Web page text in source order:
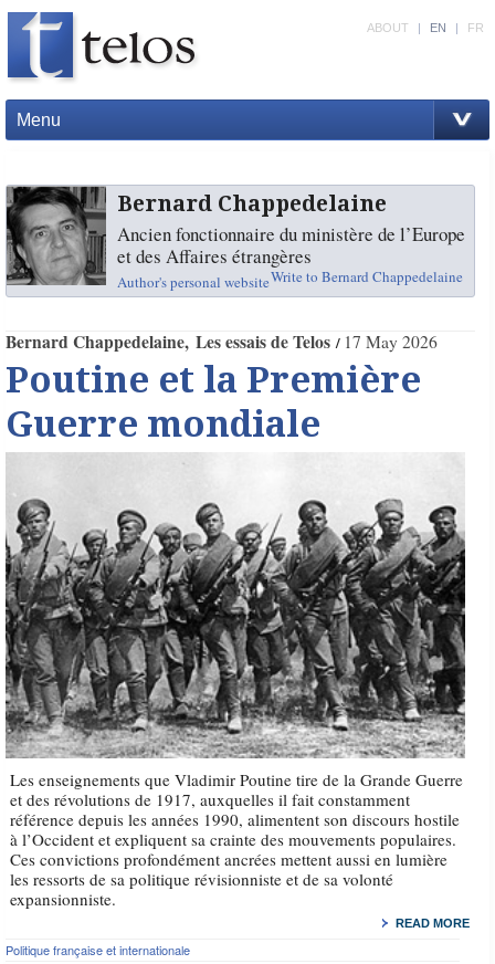
Menu
ABOUT | EN | FR
Bernard Chappedelaine
Ancien fonctionnaire du ministère de l’Europe
et des Affaires étrangères
Author's personal websiteWrite to Bernard Chappedelaine
Bernard Chappedelaine Les essais de Telos 17 May 2026
Poutine et la Première
Guerre mondiale
Les enseignements que Vladimir Poutine tire de la Grande Guerre
et des révolutions de 1917, auxquelles il fait constamment
référence depuis les années 1990, alimentent son discours hostile
à l’Occident et expliquent sa crainte des mouvements populaires.
Ces convictions profondément ancrées mettent aussi en lumière
les ressorts de sa politique révisionniste et de sa volonté
expansionniste.
READ MORE
Politique française et internationale